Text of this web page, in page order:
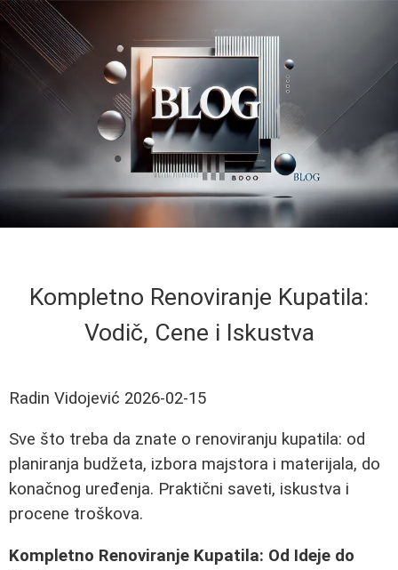
Kompletno Renoviranje Kupatila:
Vodič, Cene i Iskustva
Radin Vidojević 2026-02-15
Sve što treba da znate o renoviranju kupatila: od
planiranja budžeta, izbora majstora i materijala, do
konačnog uređenja. Praktični saveti, iskustva i
procene troškova.
Kompletno Renoviranje Kupatila: Od Ideje do